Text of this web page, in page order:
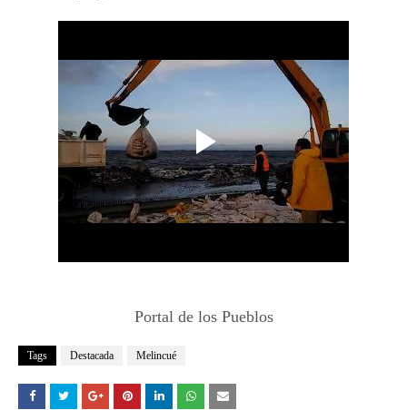
Portal de los Pueblos
Tags Destacada Melincué